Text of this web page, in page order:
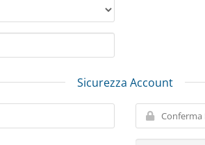
Sicurezza Account